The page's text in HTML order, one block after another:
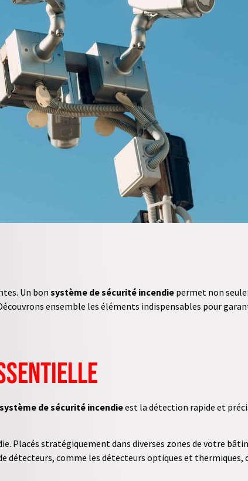
Un bon système de sécurité incendie permet non
ensemble les éléments indispensables pour
système de sécurité incendieest la détection rapide et
Placés stratégiquement dans diverses zones de votre
détecteurs, comme les détecteurs optiques et